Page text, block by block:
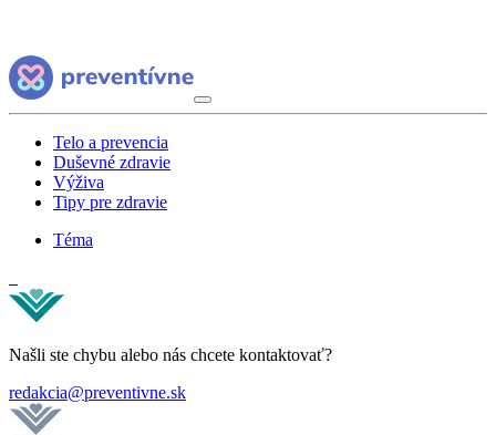
Telo a prevencia
Duševné zdravie
Výživa
Tipy pre zdravie
Téma
Našli ste chybu alebo nás chcete kontaktovať?
redakcia@preventivne.sk